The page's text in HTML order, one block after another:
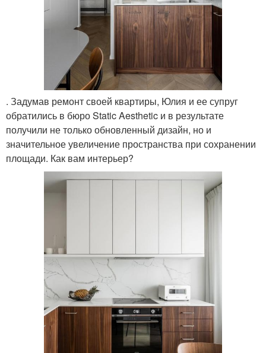
. Задумав ремонт своей квартиры, Юлия и ее супруг
обратились в бюро Static Aesthetic и в результате
получили не только обновленный дизайн, но и
значительное увеличение пространства при сохранении
площади. Как вам интерьер?